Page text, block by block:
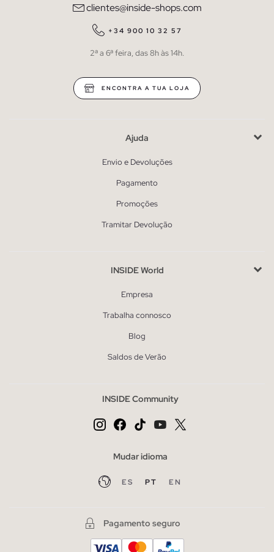
clientes@inside-shops.com
+34 900 10 32 57
2ª a 6ª feira, das 8h às 14h.
ENCONTRA A TUA LOJA
Ajuda
Envio e Devoluções
Pagamento
Promoções
Tramitar Devolução
INSIDE World
Empresa
Trabalha connosco
Blog
Saldos de Verão
INSIDE Community
Mudar idioma
ES PT EN
Pagamento seguro